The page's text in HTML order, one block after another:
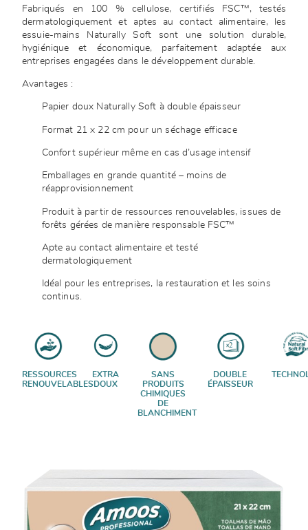
Fabriqués en 100 % cellulose, certifiés FSC™, testés
dermatologiquement et aptes au contact alimentaire, les
essuie-mains Naturally Soft sont une solution durable,
hygiénique et économique, parfaitement adaptée aux
entreprises engagées dans le développement durable.
Avantages :
Papier doux Naturally Soft à double épaisseur
Format 21 x 22 cm pour un séchage efficace
Confort supérieur même en cas d’usage intensif
Emballages en grande quantité – moins de
réapprovisionnement
Produit à partir de ressources renouvelables, issues de
forêts gérées de manière responsable FSC™
Apte au contact alimentaire et testé
dermatologiquement
Idéal pour les entreprises, la restauration et les soins
continus.
RESSOURCES
RENOUVELABLES
EXTRA
DOUX
SANS
PRODUITS
CHIMIQUES
DE
BLANCHIMENT
DOUBLE
ÉPAISSEUR